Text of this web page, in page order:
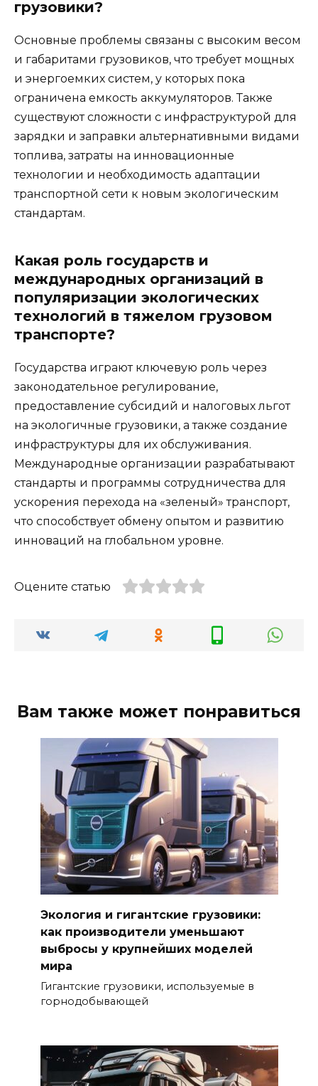
грузовики?
Основные проблемы связаны с высоким весом
и габаритами грузовиков, что требует мощных
и энергоемких систем, у которых пока
ограничена емкость аккумуляторов. Также
существуют сложности с инфраструктурой для
зарядки и заправки альтернативными видами
топлива, затраты на инновационные
технологии и необходимость адаптации
транспортной сети к новым экологическим
стандартам.
Какая роль государств и
международных организаций в
популяризации экологических
технологий в тяжелом грузовом
транспорте?
Государства играют ключевую роль через
законодательное регулирование,
предоставление субсидий и налоговых льгот
на экологичные грузовики, а также создание
инфраструктуры для их обслуживания.
Международные организации разрабатывают
стандарты и программы сотрудничества для
ускорения перехода на «зеленый» транспорт,
что способствует обмену опытом и развитию
инноваций на глобальном уровне.
Оцените статью
Вам также может понравиться
Экология и гигантские грузовики:
как производители уменьшают
выбросы у крупнейших моделей
мира
Гигантские грузовики, используемые в
горнодобывающей